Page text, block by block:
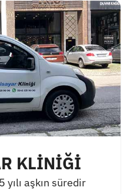
KLİNİĞİ
aşkın süredir